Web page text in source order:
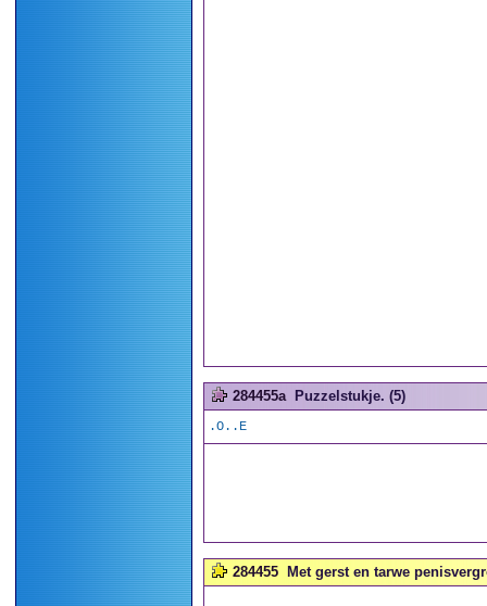
284455a Puzzelstukje. (5)
.O..E
284455 Met gerst en tarwe